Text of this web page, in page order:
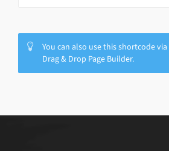
You can also use this shortcode
Drag & Drop Page Builder.